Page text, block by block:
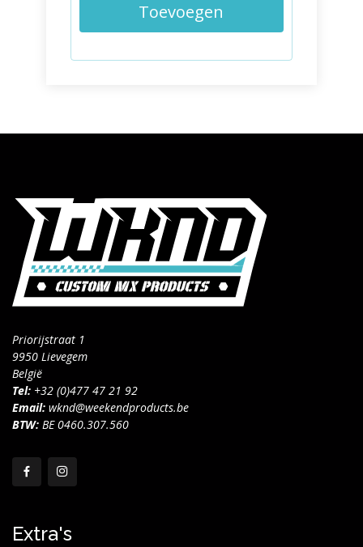
Toevoegen
Priorijstraat 1
9950 Lievegem
België
Tel: +32 (0)477 47 21 92
Email: wknd@weekendproducts.be
BTW: BE 0460.307.560
Extra's